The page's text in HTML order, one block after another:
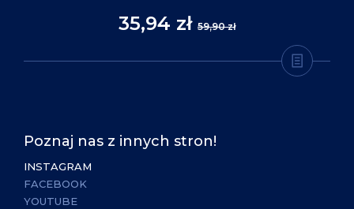
35,94 zł 59,90 zł
Poznaj nas z innych stron!
INSTAGRAM
FACEBOOK
YOUTUBE